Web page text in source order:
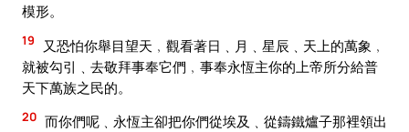
模形。
19
又恐怕你舉目望天﹐觀看著日﹑月﹑星辰﹑天上的萬象﹐
就被勾引﹑去敬拜事奉它們﹐事奉永恆主你的上帝所分給普
天下萬族之民的。
20 而你們呢﹑永恆主卻把你們從埃及﹑從鑄鐵爐子那裡領出